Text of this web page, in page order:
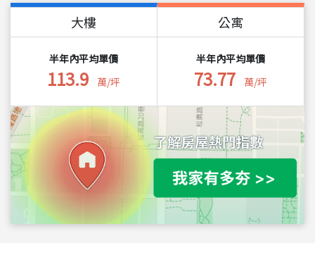
大樓
半年內平均單價
113.9 萬/坪
公寓
半年內平均單價
73.77 萬/坪